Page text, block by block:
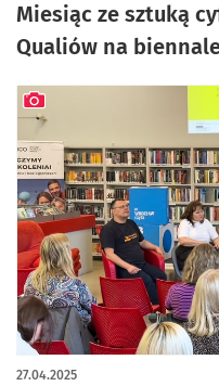
Miesiąc ze sztuką
Qualiów na
27.04.2025
artykuł z galerią zdjęć